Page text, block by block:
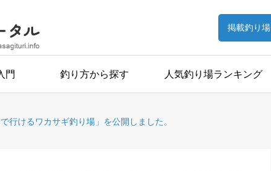
掲載釣り場
門 釣り方から探す 人気釣り場ランキング
行けるワカサギ釣り場」を公開しました。